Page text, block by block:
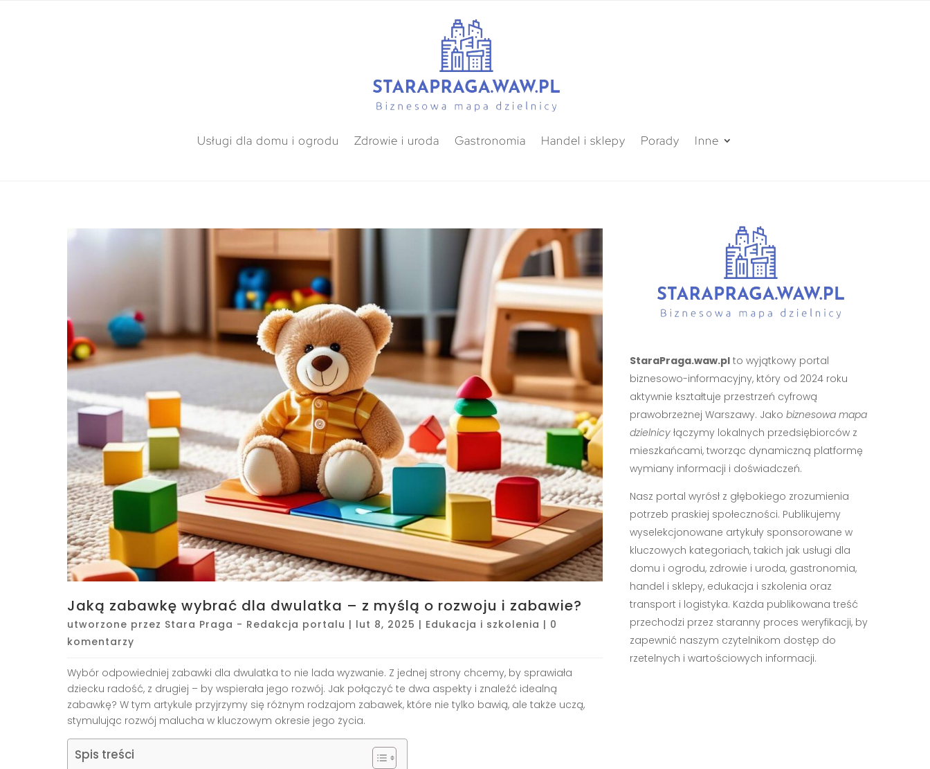
Usługi dla domu i ogrodu Zdrowie i uroda Gastronomia Handel i sklepy Porady Inne
Jaką zabawkę wybrać dla dwulatka – z myślą o rozwoju i zabawie?
utworzone przez Stara Praga - Redakcja portalu | lut 8, 2025 | Edukacja i szkolenia | 0
komentarzy
Wybór odpowiedniej zabawki dla dwulatka to nie lada wyzwanie. Z jednej strony chcemy, by sprawiała
dziecku radość, z drugiej – by wspierała jego rozwój. Jak połączyć te dwa aspekty i znaleźć idealną
zabawkę? W tym artykule przyjrzymy się różnym rodzajom zabawek, które nie tylko bawią, ale także uczą,
stymulując rozwój malucha w kluczowym okresie jego życia.
Spis treści
StaraPraga.waw.plto wyjątkowy portal
biznesowo-informacyjny, który od 2024 roku
aktywnie kształtuje przestrzeń cyfrową
prawobrzeżnej Warszawy. Jako biznesowa mapa
dzielnicyłączymy lokalnych przedsiębiorców z
mieszkańcami, tworząc dynamiczną platformę
wymiany informacji i doświadczeń.
Nasz portal wyrósł z głębokiego zrozumienia
potrzeb praskiej społeczności. Publikujemy
wyselekcjonowane artykuły sponsorowane w
kluczowych kategoriach, takich jak usługi dla
domu i ogrodu, zdrowie i uroda, gastronomia,
handel i sklepy, edukacja i szkolenia oraz
transport i logistyka. Każda publikowana treść
przechodzi przez staranny proces weryfikacji, by
zapewnić naszym czytelnikom dostęp do
rzetelnych i wartościowych informacji.